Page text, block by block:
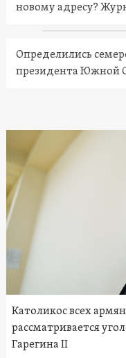
новому адресу?
Определились
президента Южной
Католикос всех
рассматривается
Гарегина II